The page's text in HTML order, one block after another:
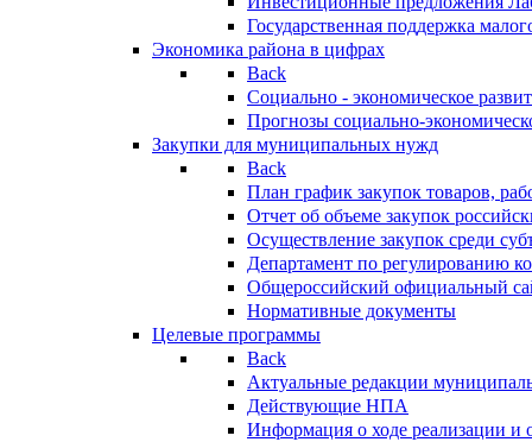
Государственная поддержка
Экономика района в цифрах
Back
Социально - экономическое
Прогнозы социально-
Закупки для муниципальных нужд
Back
План график закупок товаров,
Отчет об объеме закупок
Осуществление закупок среди
Департамент по регулированию
Общероссийский официальный
Нормативные документы
Целевые программы
Back
Актуальные редакции
Действующие НПА
Информация о ходе реализации